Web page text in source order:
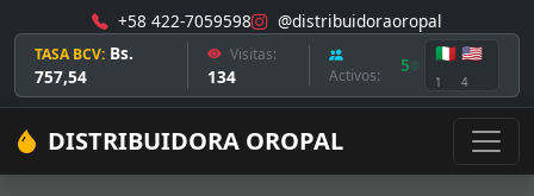
+58 422-7059598 @distribuidoraoropal
TASA BCV: Bs.
757,54
Visitas:
134 Activos: 5
🇮🇹
1
🇺🇸
4
DISTRIBUIDORA OROPAL